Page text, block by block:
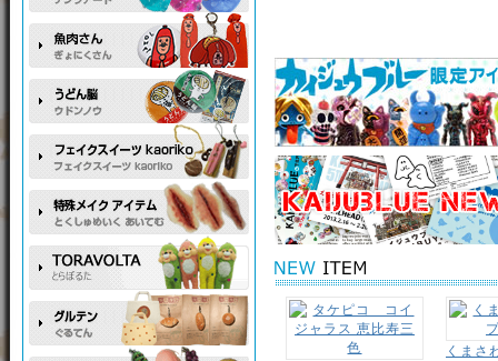
くまさ